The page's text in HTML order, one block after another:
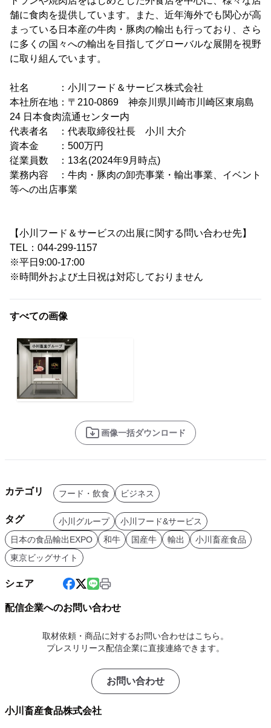
舗に食肉を提供しています。また、近年海外でも関心が高
まっている日本産の牛肉・豚肉の輸出も行っており、さら
に多くの国々への輸出を目指してグローバルな展開を視野
に取り組んでいます。
社名 ：小川フード＆サービス株式会社
本社所在地：〒210-0869 神奈川県川崎市川崎区東扇島
24 日本食肉流通センター内
代表者名 ：代表取締役社長 小川 大介
資本金 ：500万円
従業員数 ：13名(2024年9月時点)
業務内容 ：牛肉・豚肉の卸売事業・輸出事業、イベント
等への出店事業
【小川フード＆サービスの出展に関する問い合わせ先】
TEL：044-299-1157
※平日9:00-17:00
※時間外および土日祝は対応しておりません
すべての画像
画像一括ダウンロード
カテゴリ フード・飲食 ビジネス
タグ 小川グループ
小川フード&サービス
日本の食品輸出EXPO
和牛 国産牛 輸出
小川畜産食品
東京ビッグサイト
シェア
配信企業へのお問い合わせ
取材依頼・商品に対するお問い合わせはこちら。
プレスリリース配信企業に直接連絡できます。
お問い合わせ
小川畜産食品株式会社